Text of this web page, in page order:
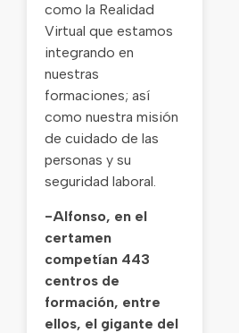
como la Realidad
Virtual que estamos
integrando en
nuestras
formaciones; así
como nuestra misión
de cuidado de las
personas y su
seguridad laboral.
-Alfonso, en el
certamen
competían 443
centros de
formación, entre
ellos, el gigante del